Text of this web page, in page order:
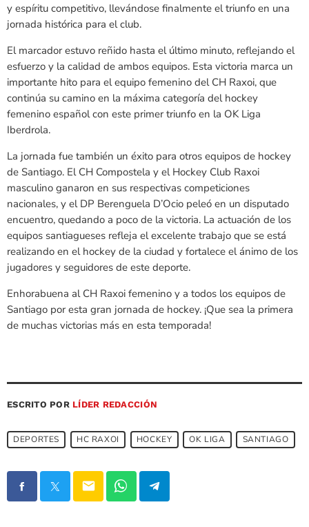
y espíritu competitivo, llevándose finalmente el triunfo en una
jornada histórica para el club.
El marcador estuvo reñido hasta el último minuto, reflejando el
esfuerzo y la calidad de ambos equipos. Esta victoria marca un
importante hito para el equipo femenino del CH Raxoi, que
continúa su camino en la máxima categoría del hockey
femenino español con este primer triunfo en la OK Liga
Iberdrola.
La jornada fue también un éxito para otros equipos de hockey
de Santiago. El CH Compostela y el Hockey Club Raxoi
masculino ganaron en sus respectivas competiciones
nacionales, y el DP Berenguela D’Ocio peleó en un disputado
encuentro, quedando a poco de la victoria. La actuación de los
equipos santiagueses refleja el excelente trabajo que se está
realizando en el hockey de la ciudad y fortalece el ánimo de los
jugadores y seguidores de este deporte.
Enhorabuena al CH Raxoi femenino y a todos los equipos de
Santiago por esta gran jornada de hockey. ¡Que sea la primera
de muchas victorias más en esta temporada!
ESCRITO POR LÍDER REDACCIÓN
DEPORTES HC RAXOI HOCKEY OK LIGA SANTIAGO
email